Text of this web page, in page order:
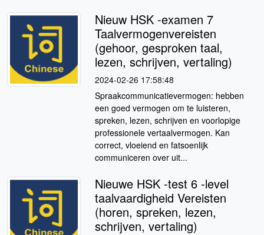
Nieuw HSK -examen 7
Taalvermogenvereisten
(gehoor, gesproken taal,
lezen, schrijven, vertaling)
2024-02-26 17:58:48
Spraakcommunicatievermogen: hebben
een goed vermogen om te luisteren,
spreken, lezen, schrijven en voorlopige
professionele vertaalvermogen. Kan
correct, vloeiend en fatsoenlijk
communiceren over uit...
Nieuwe HSK -test 6 -level
taalvaardigheid Vereisten
(horen, spreken, lezen,
schrijven, vertaling)